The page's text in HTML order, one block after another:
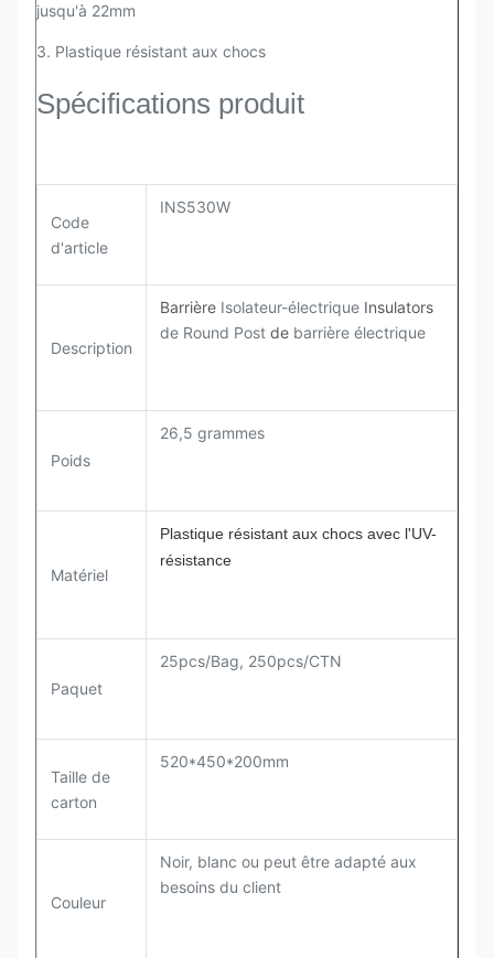
jusqu'à 22mm
3. Plastique résistant aux chocs
Spécifications produit
Code
d'article
INS530W
Description
Barrière Isolateur-électrique Insulators
de Round Post de barrière électrique
Poids
26,5 grammes
Matériel
Plastique résistant aux chocs avec l'UV-
résistance
Paquet
25pcs/Bag, 250pcs/CTN
Taille de
carton
520*450*200mm
Couleur
Noir, blanc ou peut être adapté aux
besoins du client